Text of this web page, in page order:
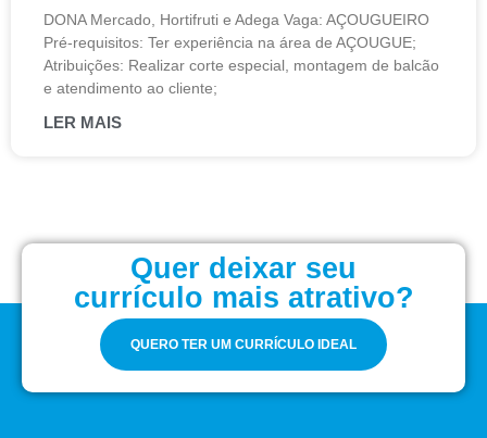
DONA Mercado, Hortifruti e Adega Vaga: AÇOUGUEIRO
Pré-requisitos: Ter experiência na área de AÇOUGUE;
Atribuições: Realizar corte especial, montagem de balcão
e atendimento ao cliente;
LER MAIS
Quer deixar seu
currículo mais atrativo?
QUERO TER UM CURRÍCULO IDEAL